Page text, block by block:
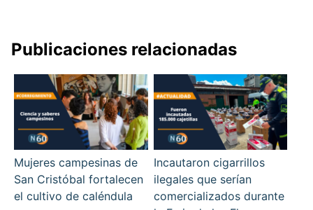
Publicaciones relacionadas
Mujeres campesinas de
San Cristóbal fortalecen
el cultivo de caléndula
Incautaron cigarrillos
ilegales que serían
comercializados durante